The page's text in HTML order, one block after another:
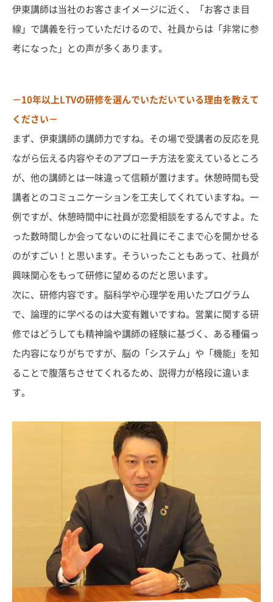
伊東講師は当社のお客さまイメージに近く、「お客さま目
線」で講義を行っていただけるので、社員からは「非常に参
考になった」との声が多くあります。
－10年以上LTVの研修を選んでいただいている理由を教えて
ください－
まず、伊東講師の講師力ですね。その場で受講者の反応を見
ながら伝える内容やそのアプローチ方法を変えているところ
が、他の講師とは一味違って信頼が置けます。休憩時間も受
講者とのコミュニケーションを工夫してくれていますね。一
例ですが、休憩時間中に社員が恋愛相談をするんですよ。た
った数時間しか会ってないのに社員にそこまで心を開かせる
のがすごい！と思います。そういったこともあって、社員が
興味関心をもって研修に望めるのだと思います。
次に、研修内容です。脳科学や心理学を用いたプログラム
で、論理的に学べるのは大変有難いですね。営業に関する研
修ではどうしても精神論や講師の経験に基づく、ある種偏っ
た内容になりがちですが、脳の「システム」や「機能」を知
ることで腹落ちさせてくれるため、説得力が格段に違いま
す。